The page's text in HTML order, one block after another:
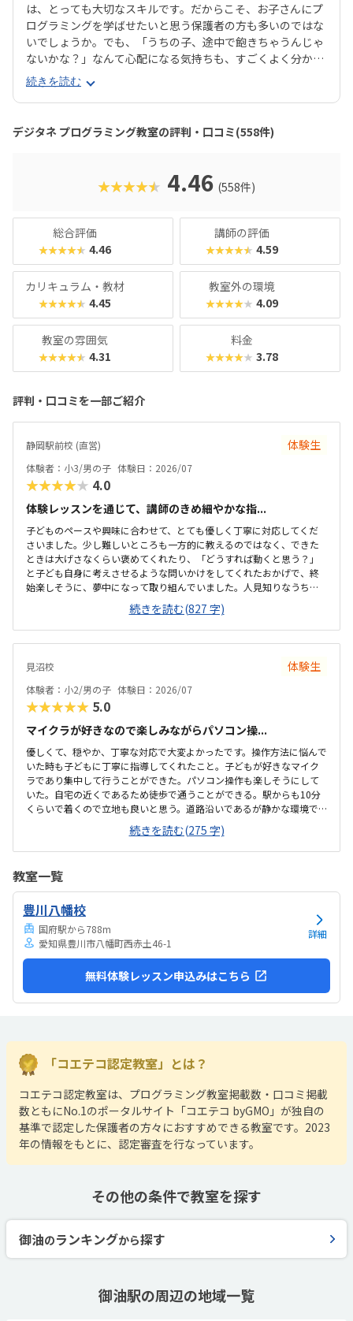
は、とっても大切なスキルです。だからこそ、お子さんにプ
ログラミングを学ばせたいと思う保護者の方も多いのではな
いでしょうか。でも、「うちの子、途中で飽きちゃうんじゃ
ないかな？」なんて心配になる気持ちも、すごくよく分かり
ます。そんな方にぜひおすすめしたいのが、デジタネプログ
ラミング教室なんです。デジタネには、子どもたちが夢中に
なって取り組める工夫がたくさんあります。特にお子様たち
に大人気のマインクラフトやロブロックスなどを活用するこ
とで、ゲーム感覚で楽しみながら、自然とプログラミング的
学びを通して、子どもたちは未来を生き抜くための土台をし
っかりと築くことができます。ここでは、デジタネプログラ
やすくご紹介していきますね。
続きを読む
デジタネ プログラミング教室の評判・口コミ(558件)
★★★★★ 4.46 (558件)
総合評価
★★★★★ 4.46
講師の評価
★★★★★ 4.59
カリキュラム・教材
★★★★★ 4.45
教室外の環境
★★★★★ 4.09
教室の雰囲気
★★★★★ 4.31
料金
★★★★★ 3.78
評判・口コミを一部ご紹介
静岡駅前校 (直営) 体験生
体験者：小3/男の子 体験日：2026/07
★★★★★ 4.0
体験レッスンを通じて、講師のきめ細やかな指...
子どものペースや興味に合わせて、とても優しく丁寧に対応してくだ
さいました。少し難しいところも一方的に教えるのではなく、できた
ときは大げさなくらい褒めてくれたり、「どうすれば動くと思う？」
と子ども自身に考えさせるような問いかけをしてくれたおかげで、終
始楽しそうに、夢中になって取り組んでいました。人見知りなうちの
子もすぐに緊張がほぐれ、安心して楽しく学べたと感じています。子
どもが大好きなロブロックスの世界を舞台にしているため、最初から
最後まで高いモチベーションで取り組めていました。ただ遊ぶだけで
なく、ゲームを作るというプロセスを通じて、自然とプログラミング
と感じました。自分の思い描いた動きが画面上にすぐに反映される仕
組みも、子どもの「もっと作りたい」という意欲をを引き出すのにぴ
ったりだと思いました。最寄り駅から近く、大通りを通...
続きを読む(827 字)
見沼校 体験生
体験者：小2/男の子 体験日：2026/07
★★★★★ 5.0
マイクラが好きなので楽しみながらパソコン操...
優しくて、穏やか、丁寧な対応で大変よかったです。操作方法に悩んで
いた時も子どもに丁寧に指導してくれたこと。子どもが好きなマイク
ラであり集中して行うことができた。パソコン操作も楽しそうにして
いた。自宅の近くであるため徒歩で通うことができる。駅からも10分
くらいで着くので立地も良いと思う。道路沿いであるが静かな環境で
子どもも落ち着いて集中して授業を受けることができた。プログラミ
ングは高いイメージですが、月2回ということもあり、お手頃に通いや
すい金額であると思った。子どもが発言したことを肯定する姿勢で関
続きを読む(275 字)
教室一覧
豊川八幡校
国府駅から788m
愛知県豊川市八幡町西赤土46-1
詳細
無料体験レッスン申込みはこちら
「コエテコ認定教室」とは？
コエテコ認定教室は、プログラミング教室掲載数・口コミ掲載
数ともにNo.1のポータルサイト「コエテコ byGMO」が独自の
基準で認定した保護者の方々におすすめできる教室です。2023
年の情報をもとに、認定審査を行なっています。
その他の条件で教室を探す
御油のランキングから探す
御油駅の周辺の地域一覧